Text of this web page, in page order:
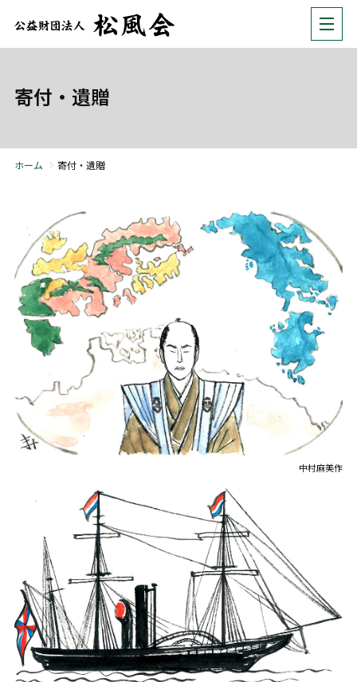
寄付・遺贈
ホーム 寄付・遺贈
中村麻美作